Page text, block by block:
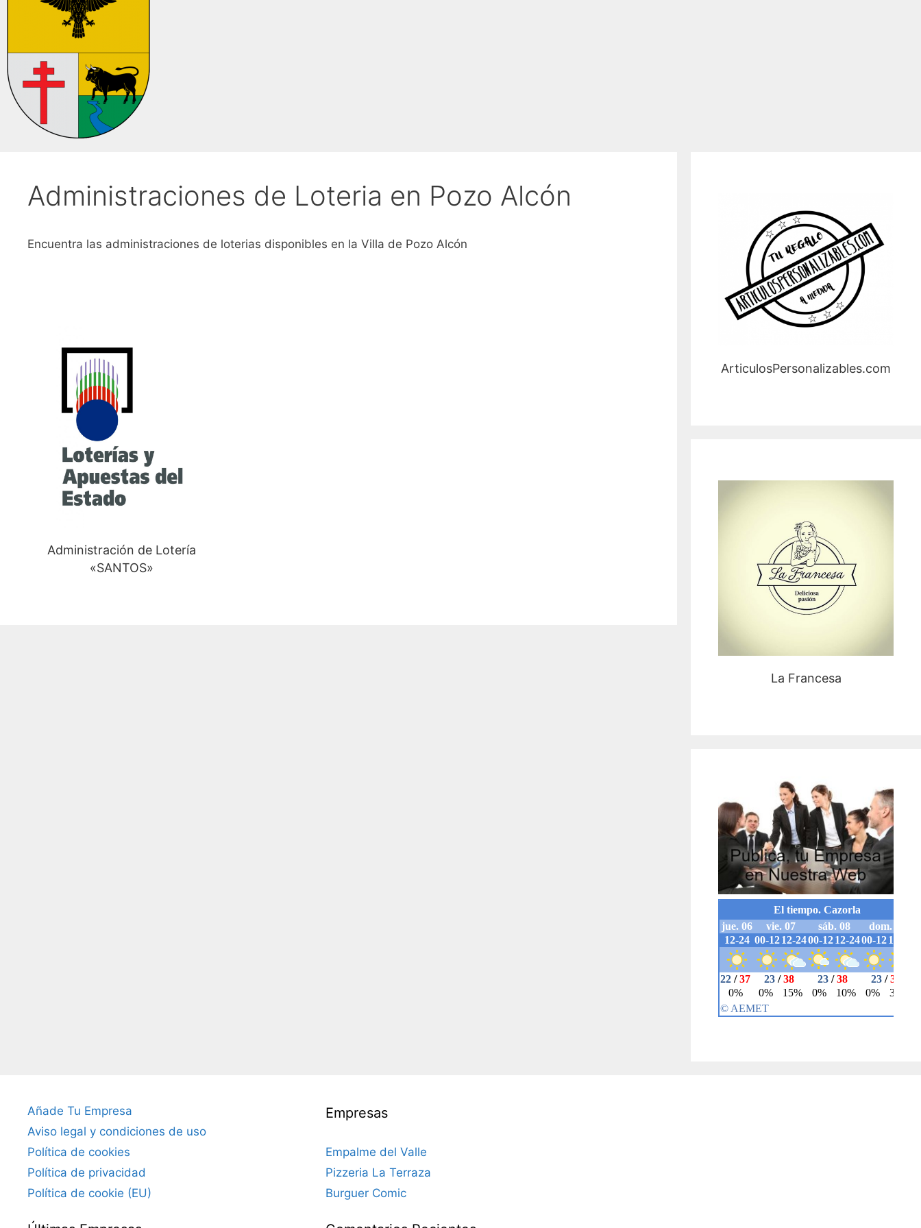
Administraciones de Loteria en Pozo Alcón
Encuentra las administraciones de loterias disponibles en la Villa de Pozo Alcón
Administración de Lotería
«SANTOS»
ArticulosPersonalizables.com
La Francesa
Añade Tu Empresa
Aviso legal y condiciones de uso
Política de cookies
Política de privacidad
Política de cookie (EU)
Empresas
Empalme del Valle
Pizzeria La Terraza
Burguer Comic